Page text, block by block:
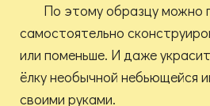
По этому образцу можно
самостоятельно
или поменьше. И даже
ёлку необычной небьющейся
своими руками.